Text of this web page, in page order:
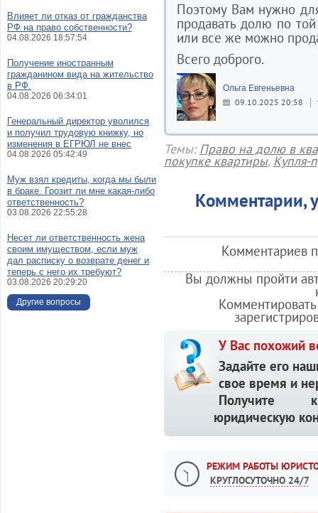
Поэтому Вам нужно
продавать долю по
или все же можно
Всего доброго.
Ольга Евгеньевна
09.10.2025 20:58
Темы:Право на долю в
покупке квартиры, Купля-
Комментарии,
Комментариев
Вы должны пройти
У Вас похожий
Задайте его
свое время и
Получите
юридическую
РЕЖИМ РАБОТЫ
КРУГЛОСУТОЧНО 24/7
Влияет ли отказ от гражданства
РФ на право собственности?
04.08.2026 18:57:54
Получение иностранным
гражданином вида на жительство
в РФ.
04.08.2026 06:34:01
Генеральный директор уволился
и получил трудовую книжку, но
изменения в ЕГРЮЛ не внес
04.08.2026 05:42:49
Муж взял кредиты, когда мы были
в браке. Грозит ли мне какая-либо
ответственность?
03.08.2026 22:55:28
Несет ли ответственность жена
своим имуществом, если муж
дал расписку о возврате денег и
теперь с него их требуют?
03.08.2026 20:29:20
Другие вопросы